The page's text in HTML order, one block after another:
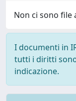
Non ci sono file
I documenti in
tutti i diritti
indicazione.